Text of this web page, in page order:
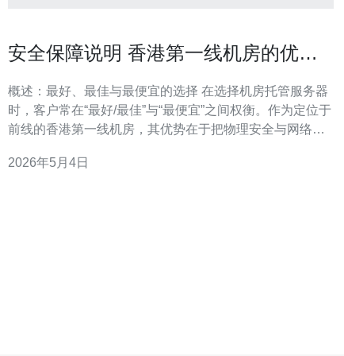
安全保障说明 香港第一线机房的优势
概述：最好、最佳与最便宜的选择 在选择机房托管服务器
时，客户常在“最好/最佳”与“最便宜”之间权衡。作为定位于
前线的香港第一线机房，其优势在于把物理安全与网络防
调全面的冗余与合规；若追求“最便宜”，可以选择基础机柜
2026年5月4日